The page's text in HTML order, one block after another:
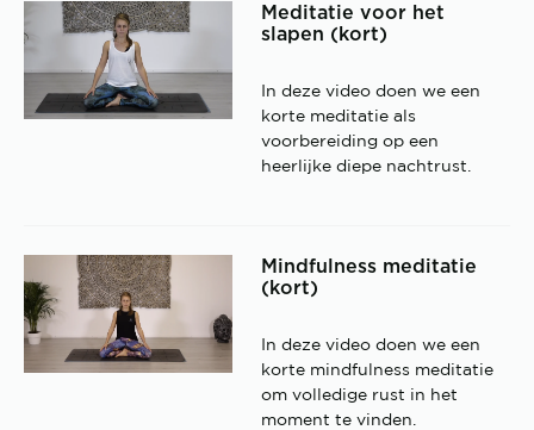
Meditatie voor het
slapen (kort)
In deze video doen we een
korte meditatie als
voorbereiding op een
heerlijke diepe nachtrust.
Mindfulness meditatie
(kort)
In deze video doen we een
korte mindfulness meditatie
om volledige rust in het
moment te vinden.